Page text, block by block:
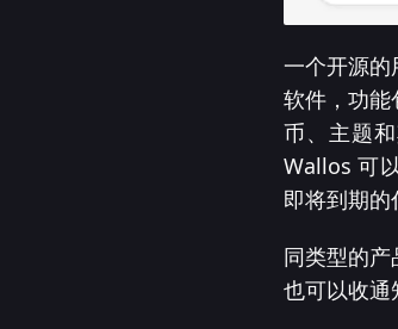
一个开源
软件，功
币、主题
Wallos 可
即将到期的
同类型的
也可以收通